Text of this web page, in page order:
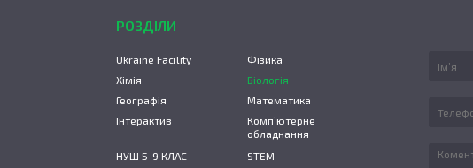
РОЗДІЛИ
Ukraine Facility
Фізика
Хімія
Біологія
Географія
Математика
Інтерактив
Комп’ютерне
обладнання
НУШ 5-9 КЛАС STEM